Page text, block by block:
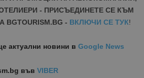
- ПРИСЪЕДИНЕТЕ СЕ КЪМ
- ВКЛЮЧИ СЕ ТУК!
актуални новини в Google News
във VIBER